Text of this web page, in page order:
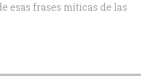
esas frases míticas de las